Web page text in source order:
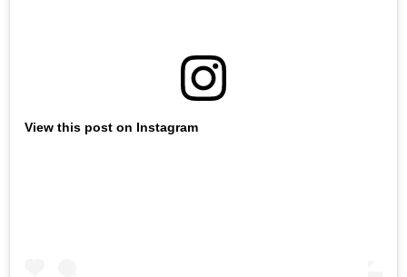
View this post on Instagram